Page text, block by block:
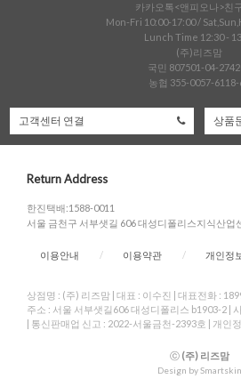
한정세일
셔츠&블라우
가디건/니트
와이드팬츠
카카오톡<앤피오나>친
Mon-Fri 10:00-17:00 /
Lunch Time 12:30 -
(주)리즈맘
국민 807501-04-
농협 355-0057-6118-
고객센터 연결 상품
Return Address
한진택배:1588-0011
서울 금천구 서부샛길 606 대성디폴리스지식산업
이용안내 / 이용약관 / 개인정
상점명 : (주) 리즈맘 | 대표 : 이수진 | 대표전화 :
주소 : 서울 서부샛길606 대성디폴리스 b1903-2 |
| 통신판매업 신고 : 2022-서울금천-2393호 | 개인
ⓒ (주) 리즈맘